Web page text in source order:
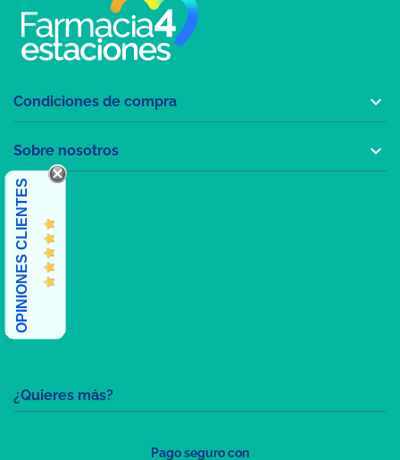
¿Quieres más?
Condiciones de compra 
Sobre nosotros 
OPINIONES CLIENTES
Pago seguro con